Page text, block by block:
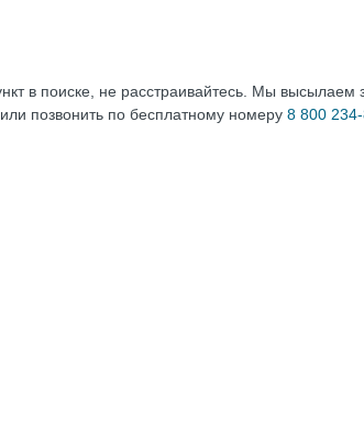
в поиске, не расстраивайтесь. Мы
или позвонить по бесплатному номеру 8 800